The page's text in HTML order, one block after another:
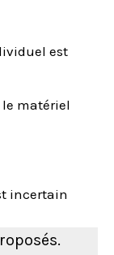
est
matériel
incertain